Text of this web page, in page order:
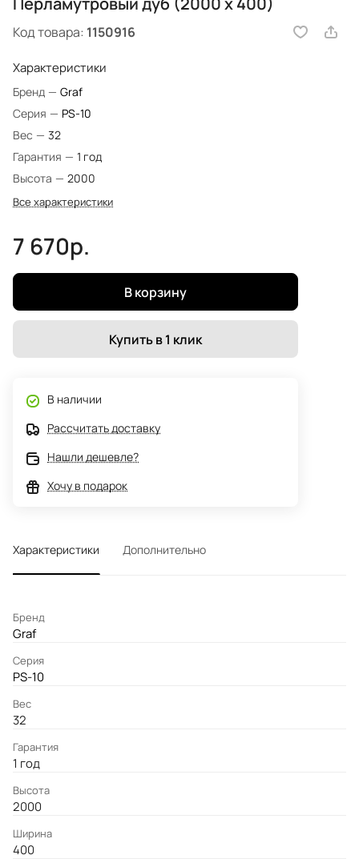
Код товара: 1150916
Характеристики
Бренд — Graf
Серия — PS-10
Вес — 32
Гарантия — 1 год
Высота — 2000
Все характеристики
7 670р.
В корзину
Купить в 1 клик
В наличии
Рассчитать доставку
Нашли дешевле?
Хочу в подарок
Характеристики Дополнительно
Бренд
Graf
Серия
PS-10
Вес
32
Гарантия
1 год
Высота
2000
Ширина
400